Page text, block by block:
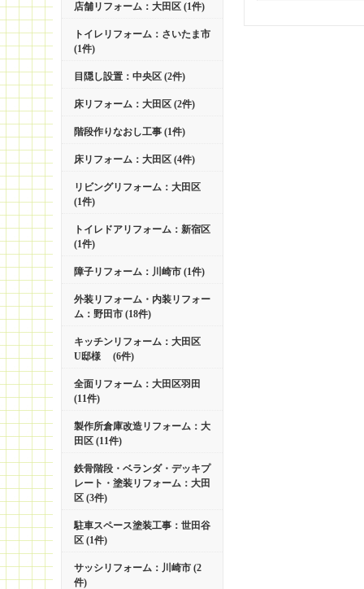
店舗リフォーム：大田区 (1件)
トイレリフォーム：さいたま市
(1件)
目隠し設置：中央区 (2件)
床リフォーム：大田区 (2件)
階段作りなおし工事 (1件)
床リフォーム：大田区 (4件)
リビングリフォーム：大田区
(1件)
トイレドアリフォーム：新宿区
(1件)
障子リフォーム：川崎市 (1件)
外装リフォーム・内装リフォー
ム：野田市 (18件)
キッチンリフォーム：大田区
U邸様 (6件)
全面リフォーム：大田区羽田
(11件)
製作所倉庫改造リフォーム：大
田区 (11件)
鉄骨階段・ベランダ・デッキプ
レート・塗装リフォーム：大田
区 (3件)
駐車スペース塗装工事：世田谷
区 (1件)
サッシリフォーム：川崎市 (2
件)